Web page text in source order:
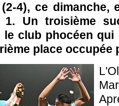
4), ce dimanche,
1. Un troisième
club phocéen qui
place occupée